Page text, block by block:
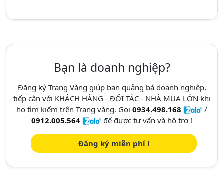
Bạn là doanh nghiệp?
Đăng ký Trang Vàng giúp bạn quảng bá doanh nghiệp,
tiếp cận với KHÁCH HÀNG - ĐỐI TÁC - NHÀ MUA LỚN khi
họ tìm kiếm trên Trang vàng. Gọi 0934.498.168
/
0912.005.564
để được tư vấn và hỗ trợ !
Đăng ký miễn phí !